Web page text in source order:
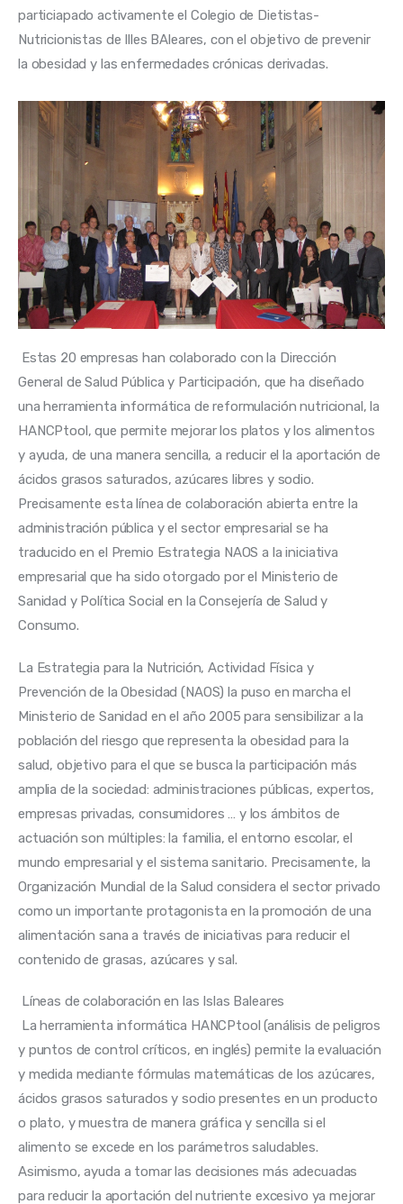
particiapado activamente el Colegio de Dietistas-
Nutricionistas de Illes BAleares, con el objetivo de prevenir
la obesidad y las enfermedades crónicas derivadas.
General de Salud Pública y Participación, que ha diseñado
una herramienta informática de reformulación nutricional, la
HANCPtool, que permite mejorar los platos y los alimentos
y ayuda, de una manera sencilla, a reducir el la aportación de
ácidos grasos saturados, azúcares libres y sodio.
Precisamente esta línea de colaboración abierta entre la
administración pública y el sector empresarial se ha
traducido en el Premio Estrategia NAOS a la iniciativa
empresarial que ha sido otorgado por el Ministerio de
Sanidad y Política Social en la Consejería de Salud y
Consumo.
La Estrategia para la Nutrición, Actividad Física y
Prevención de la Obesidad (NAOS) la puso en marcha el
Ministerio de Sanidad en el año 2005 para sensibilizar a la
población del riesgo que representa la obesidad para la
salud, objetivo para el que se busca la participación más
amplia de la sociedad: administraciones públicas, expertos,
empresas privadas, consumidores … y los ámbitos de
actuación son múltiples: la familia, el entorno escolar, el
mundo empresarial y el sistema sanitario. Precisamente, la
Organización Mundial de la Salud considera el sector privado
como un importante protagonista en la promoción de una
alimentación sana a través de iniciativas para reducir el
contenido de grasas, azúcares y sal.
Líneas de colaboración en las Islas Baleares
y puntos de control críticos, en inglés) permite la evaluación
y medida mediante fórmulas matemáticas de los azúcares,
ácidos grasos saturados y sodio presentes en un producto
o plato, y muestra de manera gráfica y sencilla si el
alimento se excede en los parámetros saludables.
Asimismo, ayuda a tomar las decisiones más adecuadas
para reducir la aportación del nutriente excesivo ya mejorar